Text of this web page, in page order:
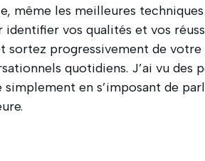
même les meilleures
vos qualités et vos
sortez progressivement de votre
quotidiens. J’ai vu des
en s’imposant de